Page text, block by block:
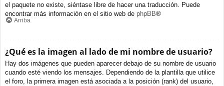
el paquete no existe, siéntase libre de hacer una traducción. Puede
encontrar más información en el sitio web de phpBB®
Arriba
¿Qué es la imagen al lado de mi nombre de usuario?
Hay dos imágenes que pueden aparecer debajo de su nombre de usuario
cuando esté viendo los mensajes. Dependiendo de la plantilla que utilice
el foro, la primera imagen está asociada a la posición (rank) del usuario,